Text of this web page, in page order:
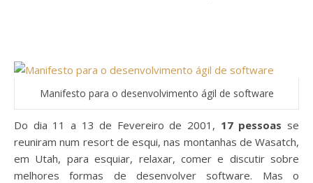
Manifesto para o desenvolvimento ágil de software
Do dia 11 a 13 de Fevereiro de 2001, 17 pessoas se
reuniram num resort de esqui, nas montanhas de Wasatch,
em Utah, para esquiar, relaxar, comer e discutir sobre
melhores formas de desenvolver software. Mas o